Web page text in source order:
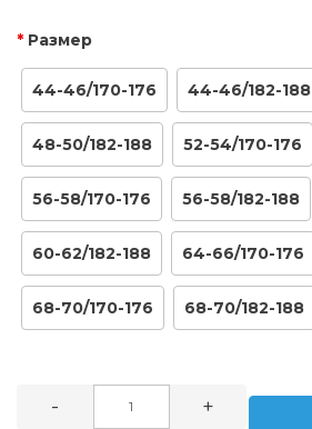
Размер
44-46/170-176 44-46/182-188
48-50/182-188 52-54/170-176
56-58/170-176 56-58/182-188
60-62/182-188 64-66/170-176
68-70/170-176 68-70/182-188
- +